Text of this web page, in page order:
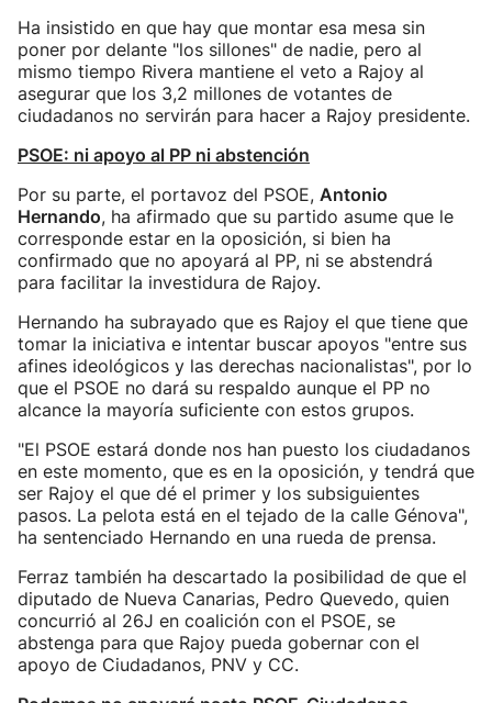
Ha insistido en que hay que montar esa mesa sin
poner por delante "los sillones" de nadie, pero al
mismo tiempo Rivera mantiene el veto a Rajoy al
asegurar que los 3,2 millones de votantes de
ciudadanos no servirán para hacer a Rajoy presidente.
PSOE: ni apoyo al PP ni abstención
Por su parte, el portavoz del PSOE, Antonio
Hernando, ha afirmado que su partido asume que le
corresponde estar en la oposición, si bien ha
confirmado que no apoyará al PP, ni se abstendrá
para facilitar la investidura de Rajoy.
Hernando ha subrayado que es Rajoy el que tiene que
tomar la iniciativa e intentar buscar apoyos "entre sus
afines ideológicos y las derechas nacionalistas", por lo
que el PSOE no dará su respaldo aunque el PP no
alcance la mayoría suficiente con estos grupos.
"El PSOE estará donde nos han puesto los ciudadanos
en este momento, que es en la oposición, y tendrá que
ser Rajoy el que dé el primer y los subsiguientes
pasos. La pelota está en el tejado de la calle Génova",
ha sentenciado Hernando en una rueda de prensa.
Ferraz también ha descartado la posibilidad de que el
diputado de Nueva Canarias, Pedro Quevedo, quien
concurrió al 26J en coalición con el PSOE, se
abstenga para que Rajoy pueda gobernar con el
apoyo de Ciudadanos, PNV y CC.